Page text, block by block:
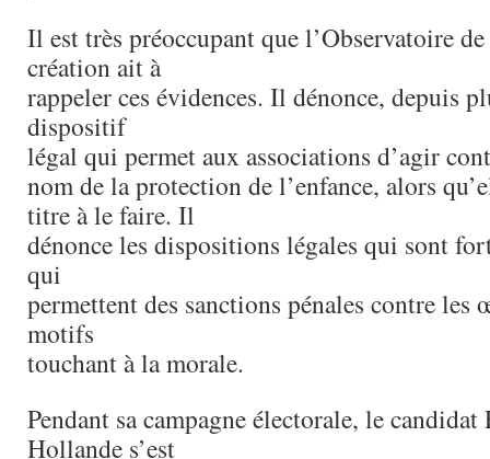
Il est très préoccupant que l’Observatoire
création ait à
rappeler ces évidences. Il dénonce, depuis
dispositif
légal qui permet aux associations d’agir
nom de la protection de l’enfance, alors
titre à le faire. Il
dénonce les dispositions légales qui sont
qui
permettent des sanctions pénales contre les
motifs
touchant à la morale.
Pendant sa campagne électorale, le candidat
Hollande s’est